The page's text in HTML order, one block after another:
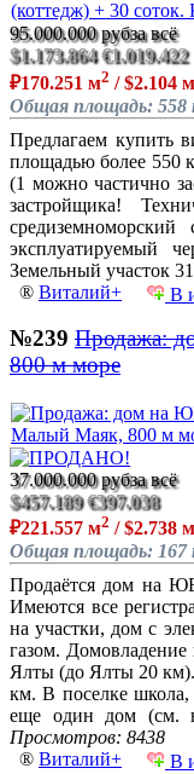
95.000.000 рубза всё
$1.173.864 €1.019.422
₽170.251 м2 / $2.104 м
Общая площадь: 558
Предлагаем купить
площадью более 550
(1 можно частично
застройщика!
эксплуатируемый
Земельный участок
® Виталий+ В
№239 Продажа:
800 м море
37.000.000 рубза всё
$457.189 €397.038
₽221.557 м2 / $2.738 м
Общая площадь: 167
Продаётся дом на
Имеются все
на участки, дом с
газом.
Ялты (до Ялты 20
км. В поселке школа,
еще один дом (см.
Просмотров: 8438
® Виталий+ В